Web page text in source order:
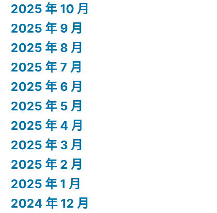
2025 年 10 月
2025 年 9 月
2025 年 8 月
2025 年 7 月
2025 年 6 月
2025 年 5 月
2025 年 4 月
2025 年 3 月
2025 年 2 月
2025 年 1 月
2024 年 12 月